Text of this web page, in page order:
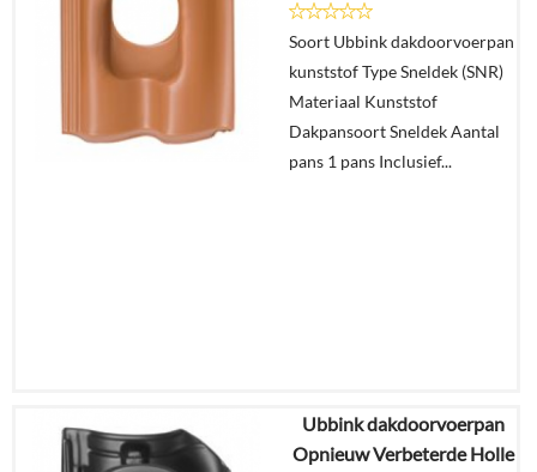
In
winkelmand
Soort Ubbink dakdoorvoerpan
kunststof Type Sneldek (SNR)
Materiaal Kunststof
Dakpansoort Sneldek Aantal
pans 1 pans Inclusief...
€31,46
€26,43
Ubbink dakdoorvoerpan
Opnieuw Verbeterde Holle